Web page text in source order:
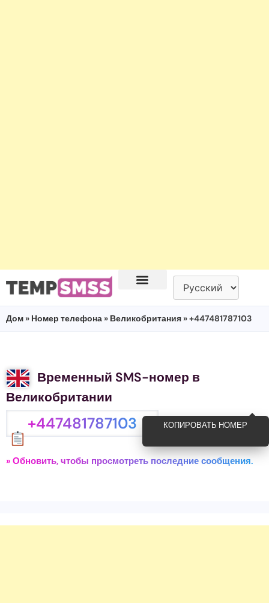
Дом » Номер телефона » Великобритания » +447481787103
Временный SMS-номер в
Великобритании
+447481787103 КОПИРОВАТЬ НОМЕР
» Обновить, чтобы просмотреть последние сообщения.